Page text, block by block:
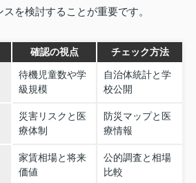
を検討することが重要です。
確認の視点 チェック方法
待機児童数や学
級規模
自治体統計と学
校公開
災害リスクと医
療体制
防災マップと医
療情報
家賃相場と将来
価値
公的調査と相場
比較